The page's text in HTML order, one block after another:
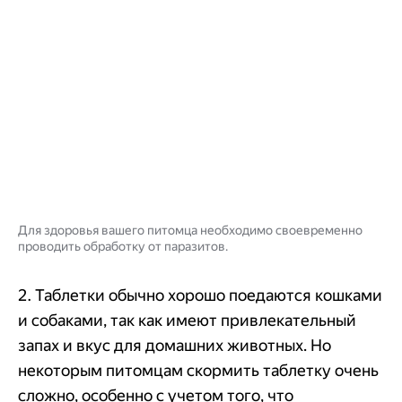
Для здоровья вашего питомца необходимо своевременно
проводить обработку от паразитов.
2. Таблетки обычно хорошо поедаются кошками
и собаками, так как имеют привлекательный
запах и вкус для домашних животных. Но
некоторым питомцам скормить таблетку очень
сложно, особенно с учетом того, что